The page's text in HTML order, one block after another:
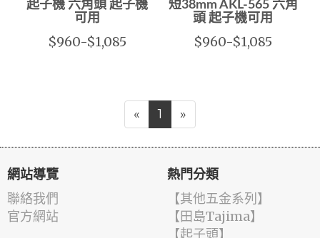
起子機 六角頭 起子機
可用
$960-$1,085
短38mm AKL-565 六角
頭 起子機可用
$960-$1,085
« 1 »
網站導覽
聯絡我們
官方網站
熱門分類
【其他五金系列】
【田島Tajima】
【起子頭】